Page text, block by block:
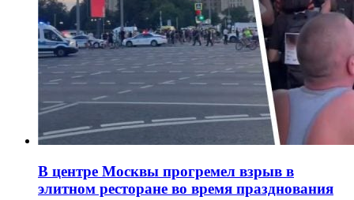
В центре Москвы прогремел взрыв в
элитном ресторане во время празднования